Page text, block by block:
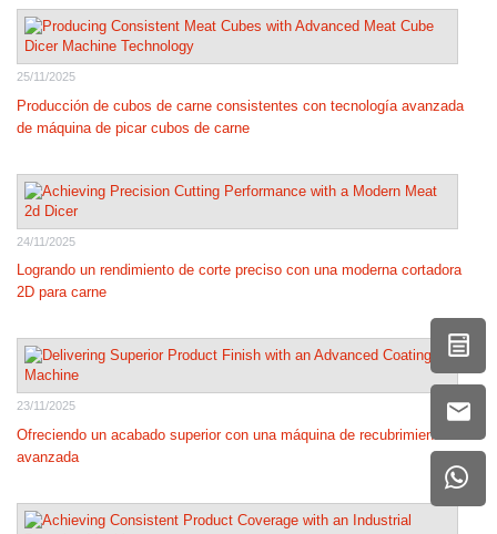
25/11/2025
Producción de cubos de carne consistentes con tecnología avanzada
de máquina de picar cubos de carne
24/11/2025
Logrando un rendimiento de corte preciso con una moderna cortadora
2D para carne
23/11/2025
Ofreciendo un acabado superior con una máquina de recubrimiento
avanzada